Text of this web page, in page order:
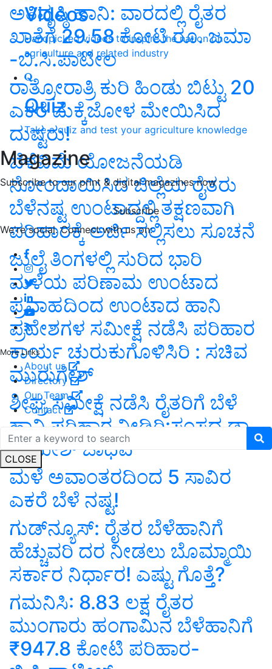
Videos
Handpicked videos to inspire the nation on
agriculture and related industry
Quiz
Take a quiz and test your agriculture knowledge
Magazine
Subscribe to our print & digital magazines now
Subscribe
We're social. Connect with us on:
More Links
About us
Directory
Our Team
Contact
CLOSE
ಅತಿವೃಷ್ಠಿ ಹಾನಿ: ವಾರದಲ್ಲಿ ರೈತರ
ಖಾತೆಗೆ 29.58 ಕೋಟಿ ರೂ. ಜಮಾ
-ಬಿ.ಸಿ.ಪಾಟೀಲ
ರಾತ್ರೋರಾತ್ರಿ ಕುರಿ ಹಿಂಡು ಬಿಟ್ಟು 20
ಎಕರೆ ಮೆಕ್ಕೆಜೋಳ ಮೇಯಿಸಿದ
ದುಷ್ಟರು!
ಬೆಳೆವಿಮೆ ಯೋಜನೆಯಡಿ
ನೋಂದಾಯಿಸಿದ ಜಿಲ್ಲೆಯ ರೈತರು
ಬೆಳೆನಷ್ಟ ಉಂಟಾದ್ದಲ್ಲಿ ತಕ್ಷಣವಾಗಿ
ಪರಿಹಾರಕ್ಕೆ ಅರ್ಜಿ ಸಲ್ಲಿಸಲು ಸೂಚನೆ
ಜುಲೈ ತಿಂಗಳಲ್ಲಿ ಸುರಿದ ಭಾರಿ
ಮಳೆಯ ಪರಿಣಾಮ ಉಂಟಾದ
ಪ್ರವಾಹದಿಂದ ಉಂಟಾದ ಹಾನಿ
ಪ್ರದೇಶಗಳ ಸಮೀಕ್ಷೆ ನಡೆಸಿ ಪರಿಹಾರ
ಕಾರ್ಯ ಚುರುಕುಗೊಳಿಸಿರಿ : ಸಚಿವ
ಮುರುಗೇಶ್
ಶೀಘ್ರ ಸಮೀಕ್ಷೆ ನಡೆಸಿ ರೈತರಿಗೆ ಬೆಳೆ
ಹಾನಿ ಪರಿಹಾರ ನೀಡಿರಿ:ಸಂಸದ ಡಾ.
ಉಮೇಶ್ ಜಾಧವ
ಮಳೆ ಅವಾಂತರದಿಂದ 5 ಸಾವಿರ
ಎಕರೆ ಬೆಳೆ ನಷ್ಟ!
ಗುಡ್‌ನ್ಯೂಸ್‌: ರೈತರ ಬೆಳೆಹಾನಿಗೆ
ಹೆಚ್ಚುವರಿ ದರ ನೀಡಲು ಬೊಮ್ಮಾಯಿ
ಸರ್ಕಾರ ನಿರ್ಧಾರ! ಎಷ್ಟು ಗೊತ್ತೆ?
ಗಮನಿಸಿ: 8.83 ಲಕ್ಷ ರೈತರ
ಮುಂಗಾರು ಹಂಗಾಮಿನ ಬೆಳೆಹಾನಿಗೆ
₹947.8 ಕೋಟಿ ಪರಿಹಾರ-